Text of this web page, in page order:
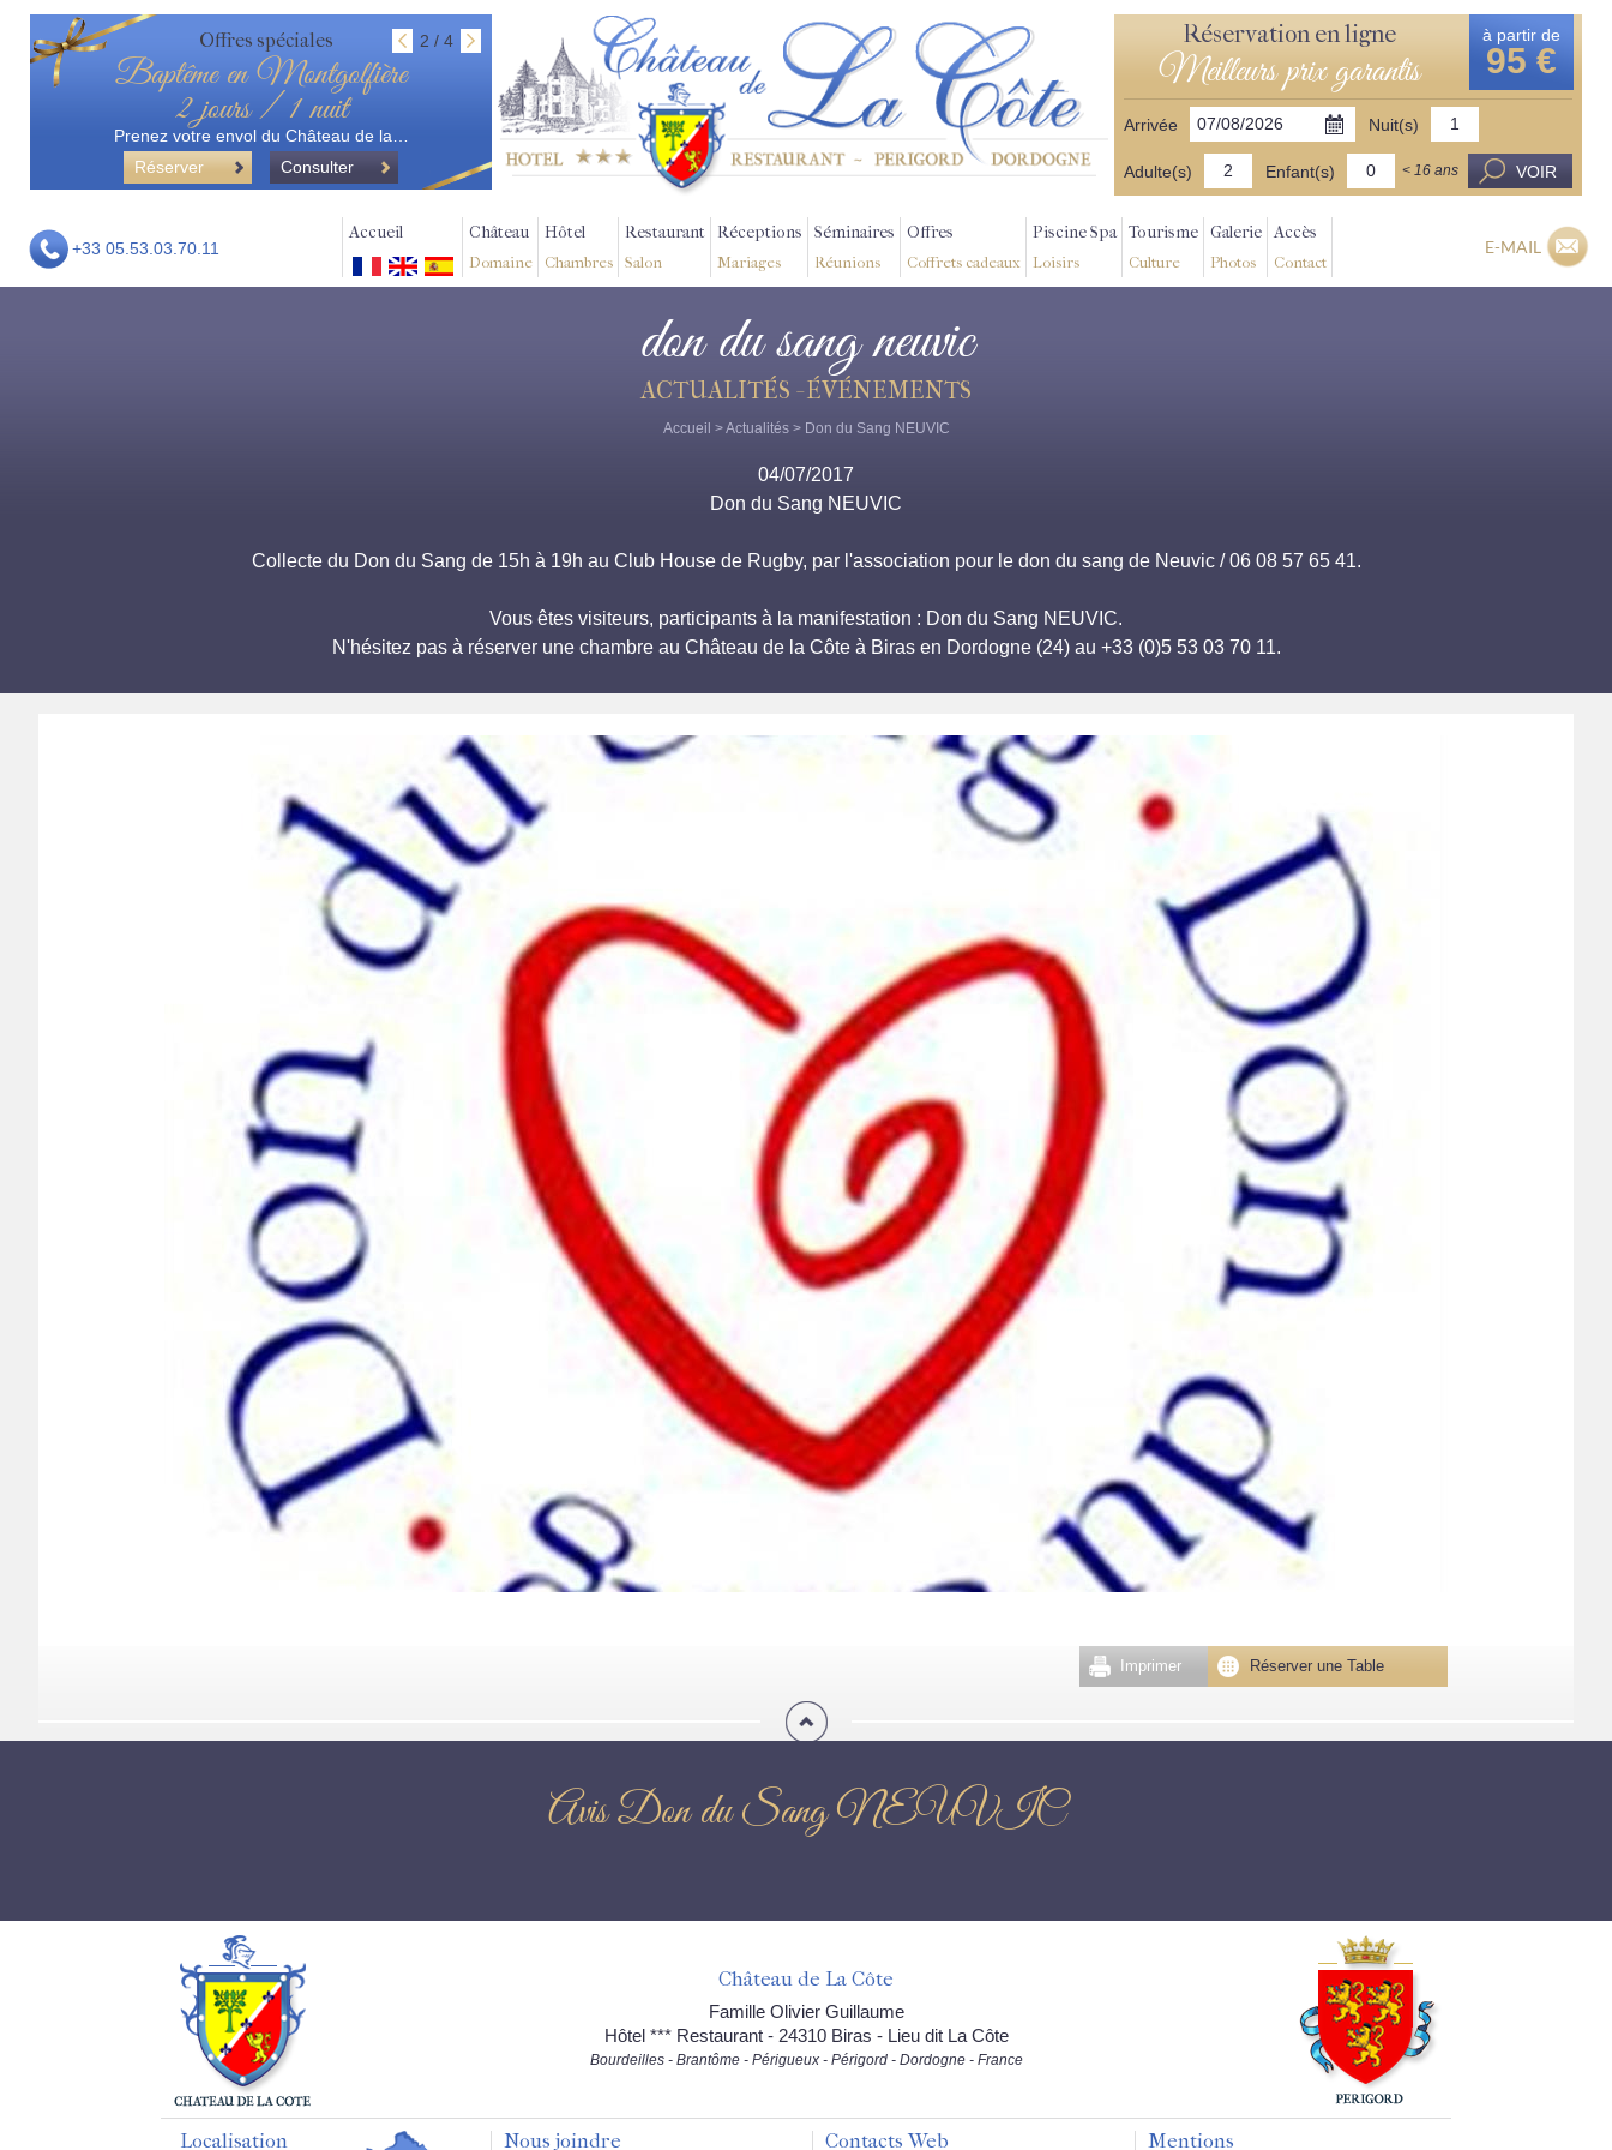
Offres spéciales 2 / 4
Baptême en Montgolfière
2 jours / 1 nuit
Prenez votre envol du Château de la…
Réserver
Consulter
Réservation en ligne
Meilleurs prix garantis
à partir de
95 €
Arrivée Nuit(s)
Adulte(s) Enfant(s) < 16 ans VOIR
+33 05.53.03.70.11
Accueil Château
Domaine
Hôtel
Chambres
Restaurant
Salon
Réceptions
Mariages
Séminaires
Réunions
Offres
Coffrets cadeaux
Piscine Spa
Loisirs
Tourisme
Culture
Galerie
Photos
Accès
Contact
E-MAIL
don du sang neuvic
ACTUALITÉS - ÉVÉNEMENTS
Accueil >Actualités> Don du Sang NEUVIC
04/07/2017
Don du Sang NEUVIC
Collecte du Don du Sang de 15h à 19h au Club House de Rugby, par l'association pour le don du sang de Neuvic / 06 08 57 65 41.
Vous êtes visiteurs, participants à la manifestation : Don du Sang NEUVIC.
N'hésitez pas à réserver une chambre au Château de la Côte à Biras en Dordogne (24) au +33 (0)5 53 03 70 11.
Réserver une Table
Imprimer
Avis Don du Sang NEUVIC
Château de La Côte
Famille Olivier Guillaume
Hôtel *** Restaurant - 24310 Biras - Lieu dit La Côte
Bourdeilles - Brantôme - Périgueux - Périgord - Dordogne - France
Localisation Nous joindre Contacts Web Mentions